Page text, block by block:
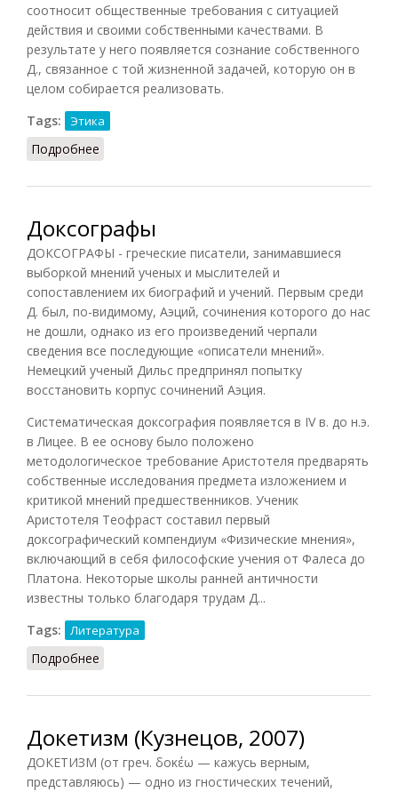
соотносит общественные требования с ситуацией
действия и своими собственными качествами. В
результате у него появляется сознание собственного
Д., связанное с той жизненной задачей, которую он в
целом собирается реализовать.
Tags:
Этика
Подробнее
Доксографы
ДОКСОГРАФЫ - греческие писатели, занимавшиеся
выборкой мнений ученых и мыслителей и
сопоставлением их биографий и учений. Первым среди
Д. был, по-видимому, Аэций, сочинения которого до нас
не дошли, однако из его произведений черпали
сведения все последующие «описатели мнений».
Немецкий ученый Дильс предпринял попытку
восстановить корпус сочинений Аэция.
Систематическая доксография появляется в IV в. до н.э.
в Лицее. В ее основу было положено
методологическое требование Аристотеля предварять
собственные исследования предмета изложением и
критикой мнений предшественников. Ученик
Аристотеля Теофраст составил первый
доксографический компендиум «Физические мнения»,
включающий в себя философские учения от Фалеса до
Платона. Некоторые школы ранней античности
известны только благодаря трудам Д...
Tags:
Литература
Подробнее
Докетизм (Кузнецов, 2007)
ДОКЕТИЗМ (от греч. δοκέω — кажусь верным,
представляюсь) — одно из гностических течений,